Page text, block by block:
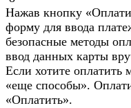
Нажав кнопку
форму для ввода
безопасные методы
ввод данных карты
Если хотите
«еще способы».
«Оплатить».